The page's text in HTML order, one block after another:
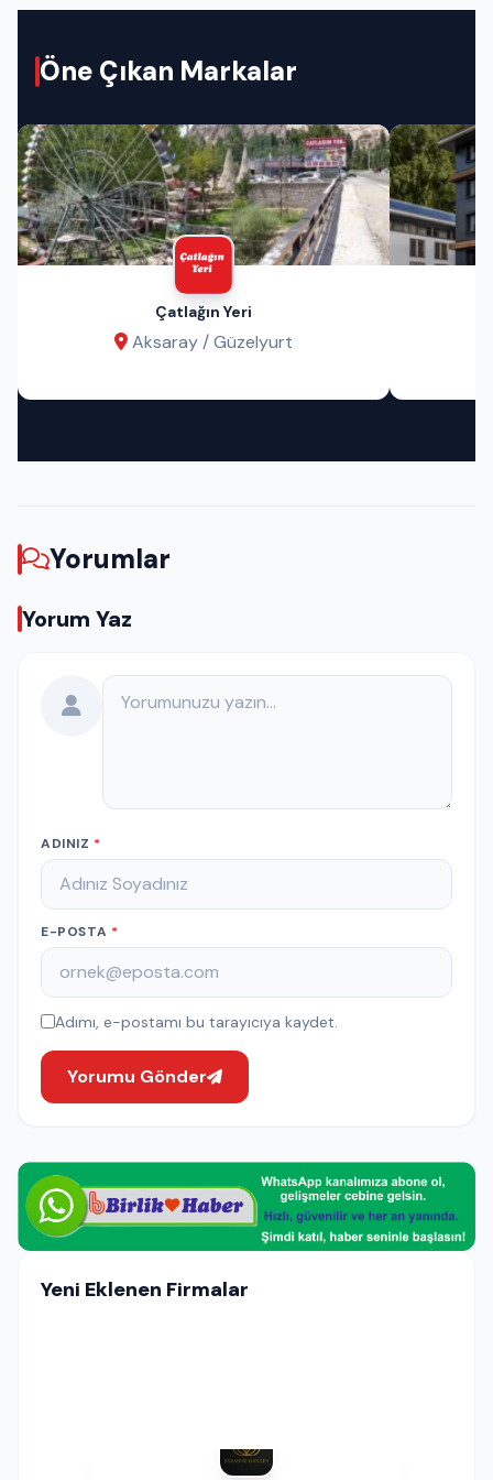
Öne Çıkan Markalar
Çatlağın Yeri
Aksaray / Güzelyurt
Yorumlar
Yorum Yaz
Yorumunuz
ADINIZ *
E-POSTA *
Adımı, e-postamı bu tarayıcıya kaydet.
Yorumu Gönder
Yeni Eklenen Firmalar